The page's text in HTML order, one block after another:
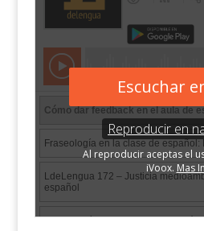
ahora